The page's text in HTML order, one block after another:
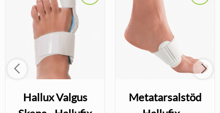
Hallux Valgus
Metatarsalstöd